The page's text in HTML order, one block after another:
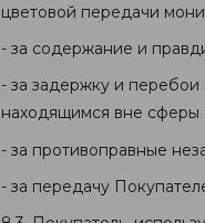
цветовой передачи
- за содержание и
- за задержку и перебои
находящимся вне сферы
- за противоправные
- за передачу